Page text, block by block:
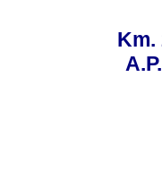
Km.